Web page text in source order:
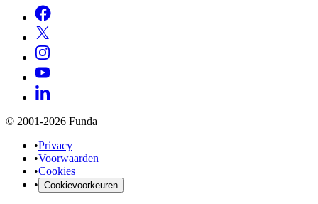
© 2001-2026 Funda
•Privacy
•Voorwaarden
•Cookies
• Cookievoorkeuren